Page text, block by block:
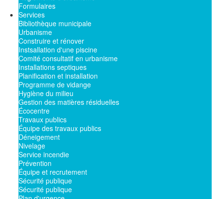
Formulaires
Services
Bibliothèque municipale
Urbanisme
Construire et rénover
Instsallation d'une piscine
Comité consultatif en urbanisme
Installations septiques
Planification et installation
Programme de vidange
Hygiène du milieu
Gestion des matières résiduelles
Écocentre
Travaux publics
Équipe des travaux publics
Déneigement
Nivelage
Service incendie
Prévention
Équipe et recrutement
Sécurité publique
Sécurité publique